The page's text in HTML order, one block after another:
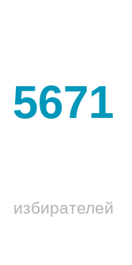
5671
избирателей